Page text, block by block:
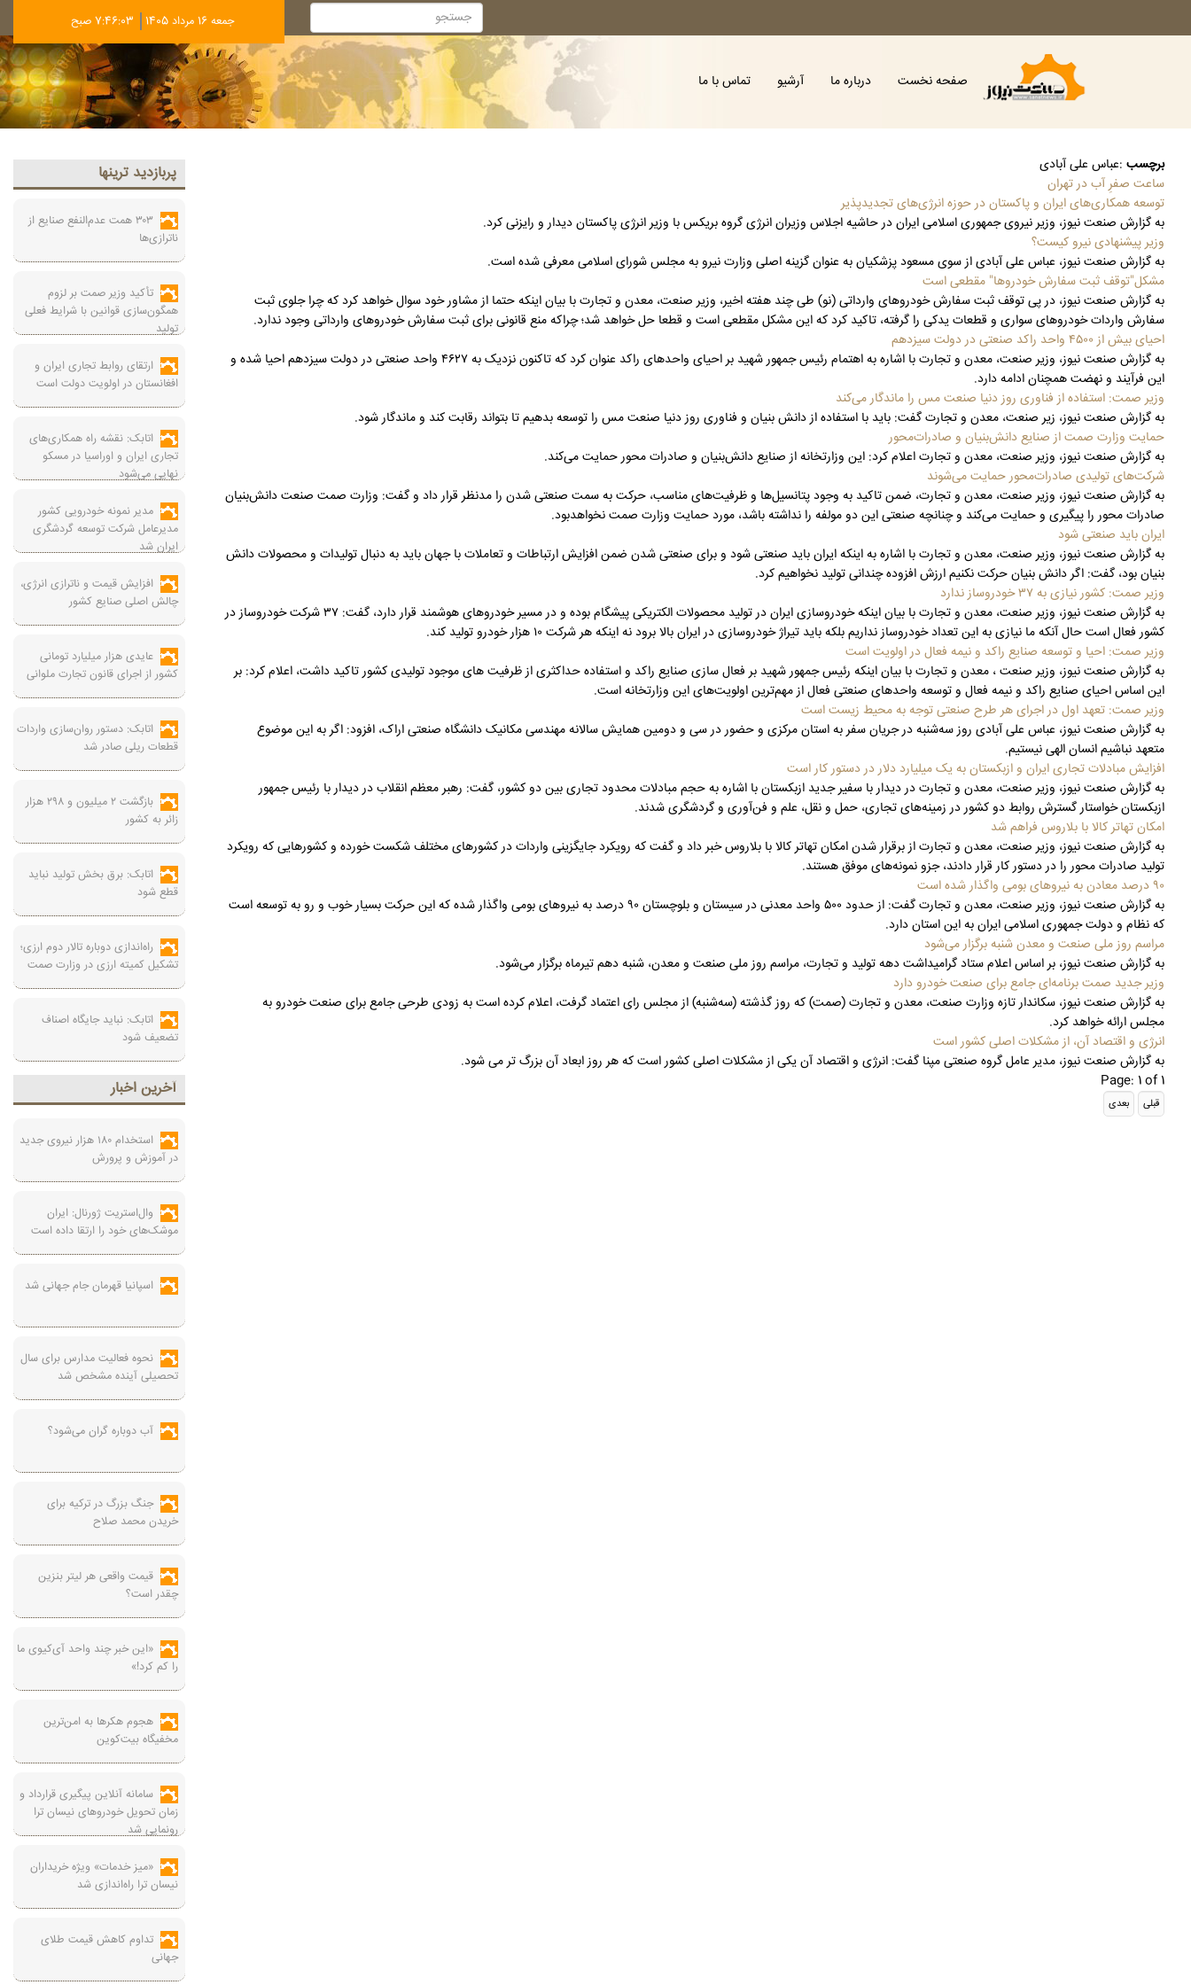
جمعه 16 مرداد 1405 7:46:04 صبح
صفحه نخست درباره ما آرشیو تماس با ما
برچسب :عباس علی آبادی
ساعت صفرِ آب در تهران
توسعه همکاری‌های ایران و پاکستان در حوزه انرژی‌های تجدیدپذیر
به گزارش صنعت نیوز، وزیر نیروی جمهوری اسلامی ایران در حاشیه اجلاس وزیران انرژی گروه بریکس با وزیر انرژی پاکستان دیدار و رایزنی کرد.
وزیر پیشنهادی نیرو کیست؟
به گزارش صنعت نیوز، عباس علی آبادی از سوی مسعود پزشکیان به عنوان گزینه اصلی وزارت نیرو به مجلس شورای اسلامی معرفی شده است.
مشکل"توقف ثبت سفارش خودروها" مقطعی است
به گزارش صنعت نیوز، در پی توقف ثبت سفارش خودروهای وارداتی (نو) طی چند هفته اخیر، وزیر صنعت، معدن و تجارت با بیان اینکه حتما از مشاور خود سوال خواهد کرد که چرا جلوی ثبت
سفارش واردات خودروهای سواری و قطعات یدکی را گرفته، تاکید کرد که این مشکل مقطعی است و قطعا حل خواهد شد؛ چراکه منع قانونی برای ثبت سفارش خودروهای وارداتی وجود ندارد.
احیای بیش از ۴۵۰۰ واحد راکد صنعتی در دولت سیزدهم
به گزارش صنعت نیوز، وزیر صنعت، معدن و تجارت با اشاره به اهتمام رئیس جمهور شهید بر احیای واحدهای راکد عنوان کرد که تاکنون نزدیک به ۴۶۲۷ واحد صنعتی در دولت سیزدهم احیا شده و
این فرآیند و نهضت همچنان ادامه دارد.
وزیر صمت: استفاده از فناوری روز دنیا صنعت مس را ماندگار می‌کند
به گزارش صنعت نیوز، زیر صنعت، معدن و تجارت گفت: باید با استفاده از دانش بنیان و فناوری روز دنیا صنعت مس را توسعه بدهیم تا بتواند رقابت کند و ماندگار شود.
حمایت وزارت صمت از صنایع دانش‌بنیان و صادرات‌محور
به گزارش صنعت نیوز، وزیر صنعت، معدن و تجارت اعلام کرد: این وزارتخانه از صنایع دانش‌بنیان و صادرات محور حمایت می‌کند.
شرکت‌های تولیدی صادرات‌محور حمایت می‌شوند
به گزارش صنعت نیوز، وزیر صنعت، معدن و تجارت، ضمن تاکید به وجود پتانسیل‌ها و ظرفیت‌های مناسب، حرکت به سمت صنعتی شدن را مدنظر قرار داد و گفت: وزارت صمت صنعت دانش‌بنیان
صادرات محور را پیگیری و حمایت می‌کند و چنانچه صنعتی این دو مولفه را نداشته باشد، مورد حمایت وزارت صمت نخواهدبود.
ایران باید صنعتی شود
به گزارش صنعت نیوز، وزیر صنعت، معدن و تجارت با اشاره به اینکه ایران باید صنعتی شود و برای صنعتی شدن ضمن افزایش ارتباطات و تعاملات با جهان باید به دنبال تولیدات و محصولات دانش
بنیان بود، گفت: اگر دانش بنیان حرکت نکنیم ارزش افزوده چندانی تولید نخواهیم کرد.
وزیر صمت: کشور نیازی به ۳۷ خودروساز ندارد
به گزارش صنعت نیوز، وزیر صنعت، معدن و تجارت با بیان اینکه خودروسازی ایران در تولید محصولات الکتریکی پیشگام بوده و در مسیر خودروهای هوشمند قرار دارد، گفت: ۳۷ شرکت خودروساز در
کشور فعال است حال آنکه ما نیازی به این تعداد خودروساز نداریم بلکه باید تیراژ خودروسازی در ایران بالا برود نه اینکه هر شرکت ۱۰ هزار خودرو تولید کند.
وزیر صمت: احیا و توسعه صنایع راکد و نیمه فعال در اولویت است
به گزارش صنعت نیوز، وزیر صنعت ، معدن و تجارت با بیان اینکه رئیس جمهور شهید بر فعال سازی صنایع راکد و استفاده حداکثری از ظرفیت های موجود تولیدی کشور تاکید داشت، اعلام کرد: بر
این اساس احیای صنایع راکد و نیمه فعال و توسعه واحدهای صنعتی فعال از مهم‌ترین اولویت‌های این وزارتخانه است.
وزیر صمت: تعهد اول در اجرای هر طرح صنعتی توجه به محیط زیست است
به گزارش صنعت نیوز، عباس علی آبادی روز سه‌شنبه در جریان سفر به استان مرکزی و حضور در سی و دومین همایش سالانه مهندسی مکانیک دانشگاه صنعتی اراک، افزود: اگر به این موضوع
متعهد نباشیم انسان الهی نیستیم.
افزایش مبادلات تجاری ایران و ازبکستان به یک میلیارد دلار در دستور کار است
به گزارش صنعت نیوز، وزیر صنعت، معدن و تجارت در دیدار با سفیر جدید ازبکستان با اشاره به حجم مبادلات محدود تجاری بین دو کشور، گفت: رهبر معظم انقلاب در دیدار با رئیس جمهور
ازبکستان خواستار گسترش روابط دو کشور در زمینه‌های تجاری، حمل و نقل، علم و فن‌آوری و گردشگری شدند.
امکان تهاتر کالا با بلاروس فراهم شد
به گزارش صنعت نیوز، وزیر صنعت، معدن و تجارت از برقرار شدن امکان تهاتر کالا با بلاروس خبر داد و گفت که رویکرد جایگزینی واردات در کشورهای مختلف شکست خورده و کشورهایی که رویکرد
تولید صادرات محور را در دستور کار قرار دادند، جزو نمونه‌های موفق هستند.
۹۰ درصد معادن به نیروهای بومی واگذار شده است
به گزارش صنعت نیوز، وزیر صنعت، معدن و تجارت گفت: از حدود ۵۰۰ واحد معدنی در سیستان و بلوچستان ۹۰ درصد به نیروهای بومی واگذار شده که این حرکت بسیار خوب و رو به توسعه است
که نظام و دولت جمهوری اسلامی ایران به این استان دارد.
مراسم روز ملی صنعت و معدن شنبه برگزار می‌شود
به گزارش صنعت نیوز، بر اساس اعلام ستاد گرامیداشت دهه تولید و تجارت، مراسم روز ملی صنعت و معدن، شنبه دهم تیرماه برگزار می‌شود.
وزیر جدید صمت برنامه‌ای جامع برای صنعت خودرو دارد
به گزارش صنعت نیوز، سکاندار تازه وزارت صنعت، معدن و تجارت (صمت) که روز گذشته (سه‌شنبه) از مجلس رای اعتماد گرفت، اعلام کرده است به زودی طرحی جامع برای صنعت خودرو به
مجلس ارائه خواهد کرد.
انرژی و اقتصاد آن، از مشکلات اصلی کشور است
به گزارش صنعت نیوز، مدیر عامل گروه صنعتی مپنا گفت: انرژی و اقتصاد آن یکی از مشکلات اصلی کشور است که هر روز ابعاد آن بزرگ تر می شود.
Page: 1 of 1
پربازديد ترينها
۳۰۳ همت عدم‌النفع صنایع از
ناترازی‌ها
تأکید وزیر صمت بر لزوم
همگون‌سازی قوانین با شرایط فعلی
تولید
ارتقای روابط تجاری ایران و
افغانستان در اولویت دولت است
اتابک: نقشه راه همکاری‌های
تجاری ایران و اوراسیا در مسکو
نهایی می‌شود
مدیر نمونه خودرویی کشور
مدیرعامل شرکت توسعه گردشگری
ایران شد
افزایش قیمت و ناترازی انرژی،
چالش اصلی صنایع کشور
عایدی هزار میلیارد تومانی
کشور از اجرای قانون تجارت ملوانی
اتابک: دستور روان‌سازی واردات
قطعات ریلی صادر شد
بازگشت ۲ میلیون و ۲۹۸ هزار
زائر به کشور
اتابک: برق بخش تولید نباید
قطع شود
راه‌اندازی دوباره تالار دوم ارزی؛
تشکیل کمیته ارزی در وزارت صمت
اتابک: نباید جایگاه اصناف
تضعیف شود
آخرين اخبار
استخدام ۱۸۰ هزار نیروی جدید
در آموزش‌ و پرورش
وال‌استریت ژورنال: ایران
موشک‌های خود را ارتقا داده است
اسپانیا قهرمان جام جهانی شد
نحوه فعالیت مدارس برای سال
تحصیلی آینده مشخص شد
آب دوباره گران می‌شود؟
جنگ بزرگ در ترکیه برای
خریدن محمد صلاح
قیمت واقعی هر لیتر بنزین
چقدر است؟
«این خبر چند واحد آی‌کیوی ما
را کم کرد!»
هجوم هکرها به امن‌ترین
مخفیگاه بیت‌کوین
سامانه آنلاین پیگیری قرارداد‌ و
زمان تحویل خودرو‌های نیسان ترا
رونمایی شد
«میز خدمات» ویژه خریداران
نیسان ترا راه‌اندازی شد
تداوم کاهش قیمت طلای
جهانی